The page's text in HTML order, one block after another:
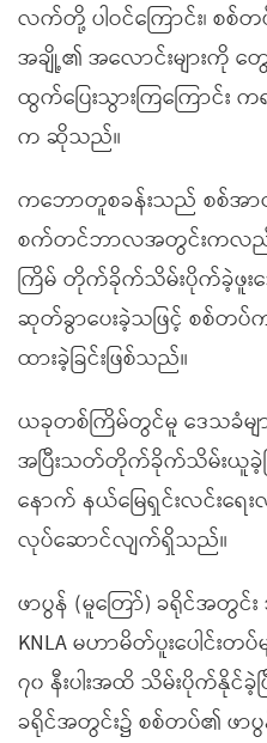
လက်တို့ ပါဝင်ကြောင်း၊ စ
အချို့၏ အလောင်းများကို
ထွက်ပြေးသွားကြကြောင်း က
က ဆိုသည်။
ကဘောတူစခန်းသည် စစ်အာဏ
စက်တင်ဘာလအတွင်းကလည်
ကြိမ် တိုက်ခိုက်သိမ်းပိုက်ခဲ့ဖူ
ဆုတ်ခွာပေးခဲ့သဖြင့် စစ်တပ်
ထားခဲ့ခြင်းဖြစ်သည်။
ယခုတစ်ကြိမ်တွင်မူ ဒေသခံမ
အပြီးသတ်တိုက်ခိုက်သိမ်းယူခဲ့ခြင်
နောက် နယ်မြေရှင်းလင်းရ
လုပ်ဆောင်လျက်ရှိသည်။
ဖာပွန် (မူတြော်) ခရိုင်အတွင်
KNLA မဟာမိတ်ပူးပေါင်းတပ်
၇၀ နီးပါးအထိ သိမ်းပိုက်နိုင်
ခရိုင်အတွင်း၌ စစ်တပ်၏ ဖာ